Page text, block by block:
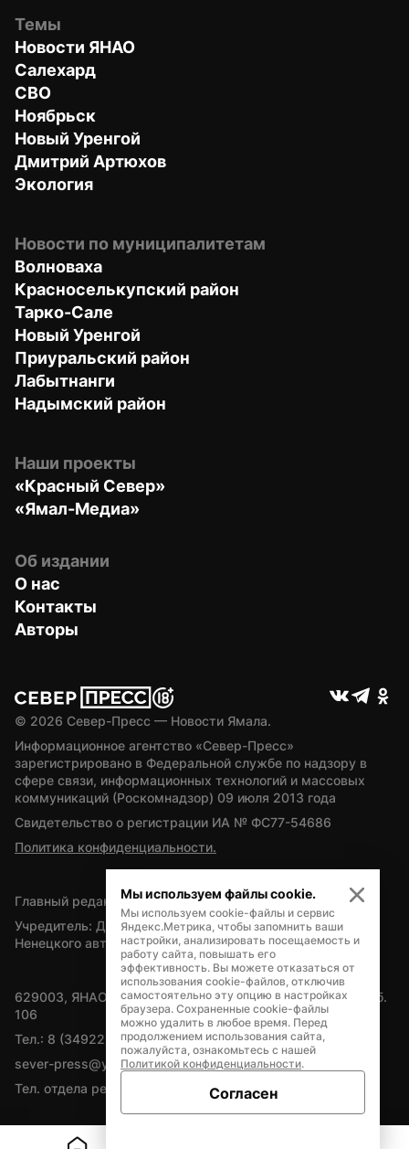
Темы
Новости ЯНАО
Салехард
СВО
Ноябрьск
Новый Уренгой
Дмитрий Артюхов
Экология
Новости по муниципалитетам
Волноваха
Красноселькупский район
Тарко-Сале
Новый Уренгой
Приуральский район
Лабытнанги
Надымский район
Наши проекты
«Красный Север»
«Ямал-Медиа»
Об издании
О нас
Контакты
Авторы
© 2026 Север-Пресс — Новости Ямала.
Информационное агентство «Север-Пресс»
зарегистрировано в Федеральной службе по надзору в
сфере связи, информационных технологий и массовых
коммуникаций (Роскомнадзор) 09 июля 2013 года
Свидетельство о регистрации ИА № ФС77-54686
Политика конфиденциальности.
Главный редактор — А.Л. Поздеев
Учредитель: Департамент внутренней политики Ямало-
Ненецкого автономного округа
629003, ЯНАО, Салехард, мкр. Богдана Кнунянца, д.1, каб.
106
Тел.: 8 (34922) 71262
sever-press@yamal-media.ru
Тел. отдела рекламы: 8 (34922) 42728
Мы используем файлы cookie.
Мы используем cookie-файлы и сервис
Яндекс.Метрика, чтобы запомнить ваши
настройки, анализировать посещаемость и
работу сайта, повышать его
эффективность. Вы можете отказаться от
использования cookie-файлов, отключив
самостоятельно эту опцию в настройках
браузера. Сохраненные cookie-файлы
можно удалить в любое время. Перед
продолжением использования сайта,
пожалуйста, ознакомьтесь с нашей
Политикой конфиденциальности.
Согласен